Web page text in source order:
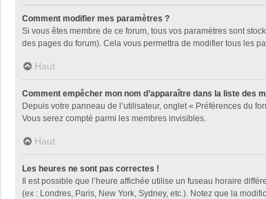
Comment modifier mes paramètres ?
Si vous êtes membre de ce forum, tous vos paramètres sont
des pages du forum). Cela vous permettra de modifier tous les
Haut
Comment empêcher mon nom d’apparaître dans la liste des
Depuis votre panneau de l’utilisateur, onglet « Préférences du
Vous serez compté parmi les membres invisibles.
Haut
Les heures ne sont pas correctes !
Il est possible que l’heure affichée utilise un fuseau horaire
(ex : Londres, Paris, New York, Sydney, etc.). Notez que la